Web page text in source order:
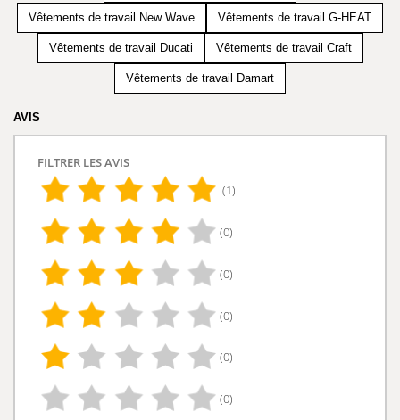
Vêtements de travail New Wave Vêtements de travail G-HEAT
Vêtements de travail Ducati Vêtements de travail Craft
Vêtements de travail Damart
AVIS
FILTRER LES AVIS
(1)
(0)
(0)
(0)
(0)
(0)